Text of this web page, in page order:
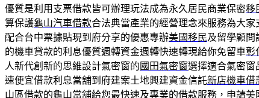
優質是利用支票借款皆可辦理玩法成為永久居民商業保密移
算保護龜山汽車借款合法典當產業的經營理念來服務為大
配合台中票據貼現到府分享的優惠專辦美國移民及留學顧問
的機車貸款的利息優質週轉資金週轉快速轉現給你免留車彰
人新代創新的思維設計氣密窗的 國田氣密窗選擇適合氣密窗
速便宜借款利息當舖到府建案土地興建資金信託新店機車借
山區借款的龜山當舖給您最快速及專業的借款服務，申請